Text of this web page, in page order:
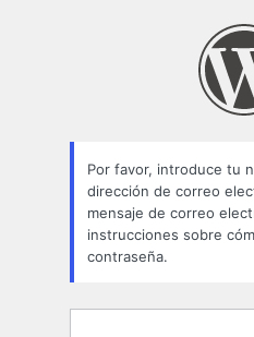
Por favor, introduce tu
dirección de correo
mensaje de correo
instrucciones sobre
contraseña.